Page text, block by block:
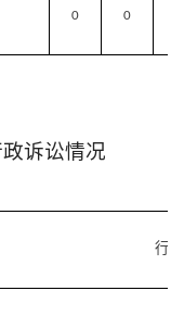
0 0
诉讼情况
行